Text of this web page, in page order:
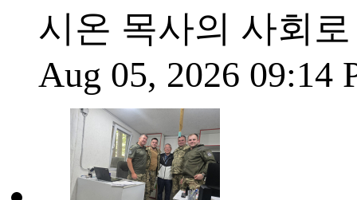
시온 목사의 사회
Aug 05, 2026 09:14